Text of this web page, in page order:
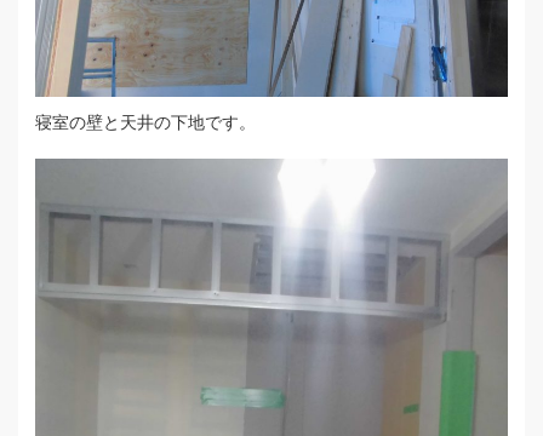
寝室の壁と天井の下地です。